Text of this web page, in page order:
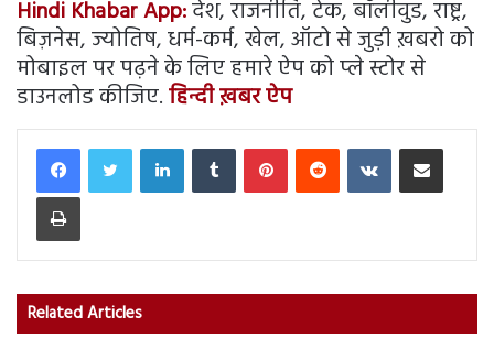
Hindi Khabar App:देश, राजनीति, टेक, बॉलीवुड, राष्ट्र,
बिज़नेस, ज्योतिष, धर्म-कर्म, खेल, ऑटो से जुड़ी ख़बरो को
मोबाइल पर पढ़ने के लिए हमारे ऐप को प्ले स्टोर से
डाउनलोड कीजिए.हिन्दी ख़बर ऐप
LinkedInTumblr PinterestReddit VKontakteShare via Email
Print
Related Articles